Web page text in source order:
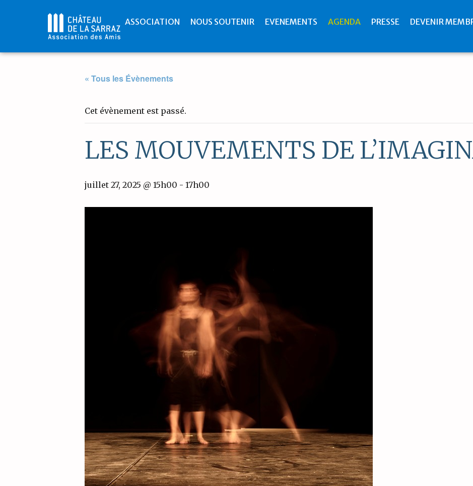
ASSOCIATION NOUS SOUTENIR EVENEMENTS AGENDA PRESSE DEVENIR
« Tous les Évènements
Cet évènement est passé.
LES MOUVEMENTS DE
juillet 27, 2025 @ 15h00 - 17h00